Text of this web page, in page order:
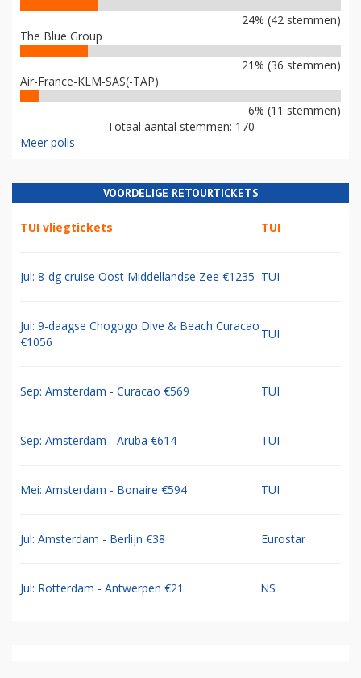
24% (42 stemmen)
The Blue Group
21% (36 stemmen)
Air-France-KLM-SAS(-TAP)
6% (11 stemmen)
Totaal aantal stemmen: 170
Meer polls
VOORDELIGE RETOURTICKETS
TUI vliegtickets TUI
Jul: 8-dg cruise Oost Middellandse Zee €1235 TUI
Jul: 9-daagse Chogogo Dive & Beach Curacao
€1056
TUI
Sep: Amsterdam - Curacao €569 TUI
Sep: Amsterdam - Aruba €614 TUI
Mei: Amsterdam - Bonaire €594 TUI
Jul: Amsterdam - Berlijn €38 Eurostar
Jul: Rotterdam - Antwerpen €21 NS